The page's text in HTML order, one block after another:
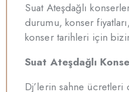
Suat Ateşdağlı
durumu, konser
konser tarihleri için
Suat Ateşdağlı
Dj’lerin sahne ücretleri